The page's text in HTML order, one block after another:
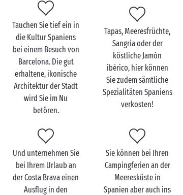
Abenteurer staunend alle Schätze des Meeres
ergründen, absolut fabelhafte Sandburgen bauen
und in denMiniclubsunvergessliche Erfahrungen
machen, an die sie noch lange denken. Und auch
wenn Ihnen der Sinn nach einer romantischen Flucht
aus dem Alltag steht, ist das
Mittelmeer der ideale
Schauplatz für wunderschöne Momente in trauter
Zweisamkeit. Am Abend können Sie dann das
Restaurant des Campings ansteuern, wo Sie in einem
genießen können.
Tauchen Sie tief ein in
die Kultur Spaniens
bei einem Besuch von
Barcelona. Die gut
erhaltene, ikonische
Architektur der Stadt
wird Sie im Nu
betören.
Tapas, Meeresfrüchte,
Sangria oder der
köstliche Jamón
ibérico, hier können
Sie zudem sämtliche
Spezialitäten Spaniens
verkosten!
Und unternehmen Sie
bei Ihrem Urlaub an
der Costa Brava einen
Ausflug in den
Sie können bei Ihren
Campingferien an der
Meeresküste in
Spanien aber auch ins